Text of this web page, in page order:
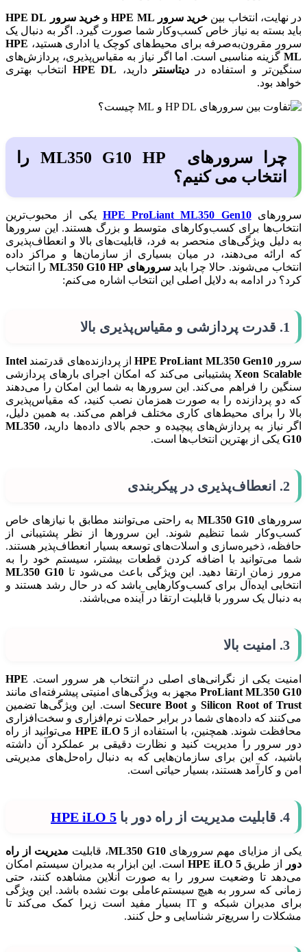
در نهایت، انتخاب بین خرید سرور HPE ML وخرید سرور HPE DL
باید بسته به نیاز خاص کسب‌وکار شما صورت گیرد. اگر به دنبال یک
سرور مقرون‌به‌صرفه برای محیط‌های کوچک یا اداری هستید، HPE
ML گزینه مناسبی است. اما اگر نیاز به مقیاس‌پذیری، پردازش‌های
سنگین‌تر و استفاده در دیتاسنتر دارید، HPE DL انتخاب بهتری
خواهد بود.
چرا سرورهای ML350 G10 HP را
انتخاب می کنیم؟
سرورهایHPE ProLiant ML350 Gen10 یکی از محبوب‌ترین
انتخاب‌ها برای کسب‌وکارهای متوسط و بزرگ هستند. این سرورها
به دلیل ویژگی‌های منحصر به فرد، قابلیت‌های بالا و انعطاف‌پذیری
که ارائه می‌دهند، در میان بسیاری از سازمان‌ها و مراکز داده
انتخاب می‌شوند. حالا چرا بایدسرورهای ML350 G10 HP
را انتخاب
کرد؟ در ادامه به دلایل اصلی این انتخاب اشاره می‌کنم:
1. قدرت پردازشی و مقیاس‌پذیری بالا
سرورHPE ProLiant ML350 Gen10 از پردازنده‌های قدرتمند Intel
Xeon Scalableپشتیبانی می‌کند که امکان اجرای بارهای پردازشی
سنگین را فراهم می‌کند. این سرورها به شما این امکان را می‌دهند
که دو پردازنده را به صورت همزمان نصب کنید، که مقیاس‌پذیری
بالا را برای محیط‌های کاری مختلف فراهم می‌کند. به همین دلیل،
اگر نیاز به پردازش‌های پیچیده و حجم بالای داده‌ها دارید، ML350
G10 یکی از بهترین انتخاب‌ها است.
2. انعطاف‌پذیری در پیکربندی
سرورهایML350 G10 به راحتی می‌توانند مطابق با نیازهای خاص
کسب‌وکار شما تنظیم شوند. این سرورها از نظر پشتیبانی از
حافظه، ذخیره‌سازی و اسلات‌های توسعه بسیار انعطاف‌پذیر هستند.
شما می‌توانید با اضافه کردن قطعات بیشتر، سیستم خود را به
مرور زمان ارتقا دهید. این ویژگی باعث می‌شود تاML350 G10
انتخابی ایده‌آل برای کسب‌وکارهایی باشد که در حال رشد هستند و
به دنبال یک سرور با قابلیت ارتقا در آینده می‌باشند.
3. امنیت بالا
امنیت یکی از نگرانی‌های اصلی در انتخاب هر سرور است. HPE
ProLiant ML350 G10 مجهز به ویژگی‌های امنیتی پیشرفته‌ای مانند
Silicon Root of Trustو Secure Boot است. این ویژگی‌ها تضمین
می‌کنند که داده‌های شما در برابر حملات نرم‌افزاری و سخت‌افزاری
محافظت شوند. همچنین، با استفاده ازHPE iLO 5 می‌توانید از راه
دور سرور را مدیریت کنید و نظارت دقیقی بر عملکرد آن داشته
باشید، که این برای سازمان‌هایی که به دنبال راه‌حل‌های مدیریتی
امن و کارآمد هستند، بسیار حیاتی است.
4. قابلیت مدیریت از راه دور با HPE iLO 5
یکی از مزایای مهم سرورهایML350 G10، قابلیت مدیریت از راه
دور
از طریقHPE iLO 5 است. این ابزار به مدیران سیستم امکان
می‌دهد تا وضعیت سرور را به صورت آنلاین مشاهده کنند، حتی
زمانی که سرور به هیچ سیستم‌عاملی بوت نشده باشد. این ویژگی
برای مدیران شبکه و IT بسیار مفید است زیرا کمک می‌کند تا
مشکلات را سریع‌تر شناسایی و حل کنند.